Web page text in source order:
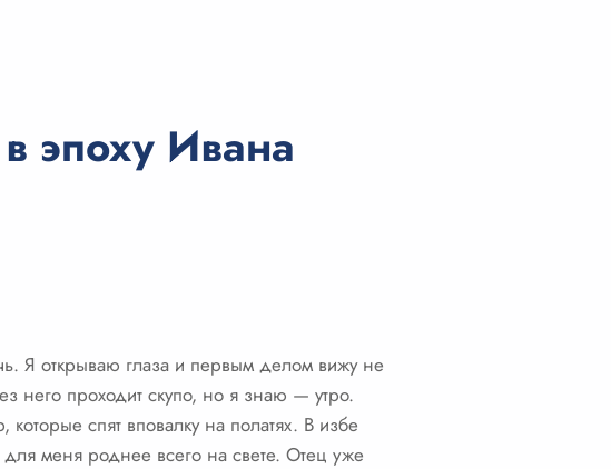
эпоху Ивана
Я открываю глаза и первым делом вижу не
него проходит скупо, но я знаю — утро.
спят вповалку на полатях. В избе
меня роднее всего на свете. Отец уже